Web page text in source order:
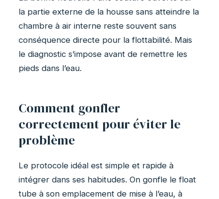
la partie externe de la housse sans atteindre la
chambre à air interne reste souvent sans
conséquence directe pour la flottabilité. Mais
le diagnostic s’impose avant de remettre les
pieds dans l’eau.
Comment gonfler
correctement pour éviter le
problème
Le protocole idéal est simple et rapide à
intégrer dans ses habitudes. On gonfle le float
tube à son emplacement de mise à l’eau, à